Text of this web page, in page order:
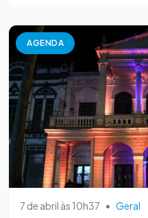
AGENDA
7 de abril às 10h37 • Geral